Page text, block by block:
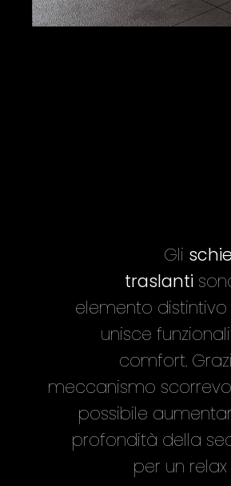
Gli
traslanti
elemento
unisce
comfort.
meccanismo
possibile
profondità della
per un